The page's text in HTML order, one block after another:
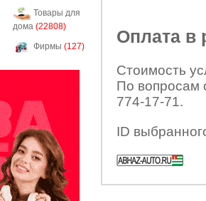
Товары для
дома (22808)
Фирмы (127)
Оплата в
Стоимость
По вопросам
774-17-71.
ID